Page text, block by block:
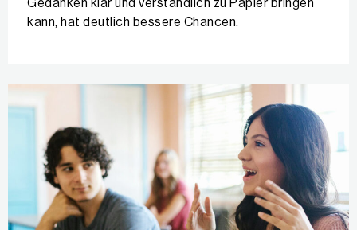
Gedanken klar und verständlich zu Papier bringen
kann, hat deutlich bessere Chancen.